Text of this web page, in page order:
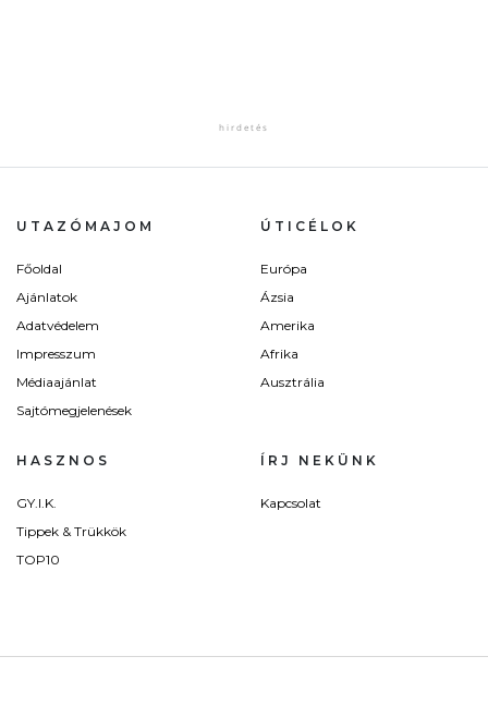
UTAZÓMAJOM
Főoldal
Ajánlatok
Adatvédelem
Impresszum
Médiaajánlat
Sajtómegjelenések
ÚTICÉLOK
Európa
Ázsia
Amerika
Afrika
Ausztrália
HASZNOS
GY.I.K.
Tippek & Trükkök
TOP10
ÍRJ NEKÜNK
Kapcsolat